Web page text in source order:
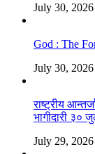
July 30, 2026
God : The
July 30, 2026
राष्ट्रीय
भागीदारी ३०
July 29, 2026